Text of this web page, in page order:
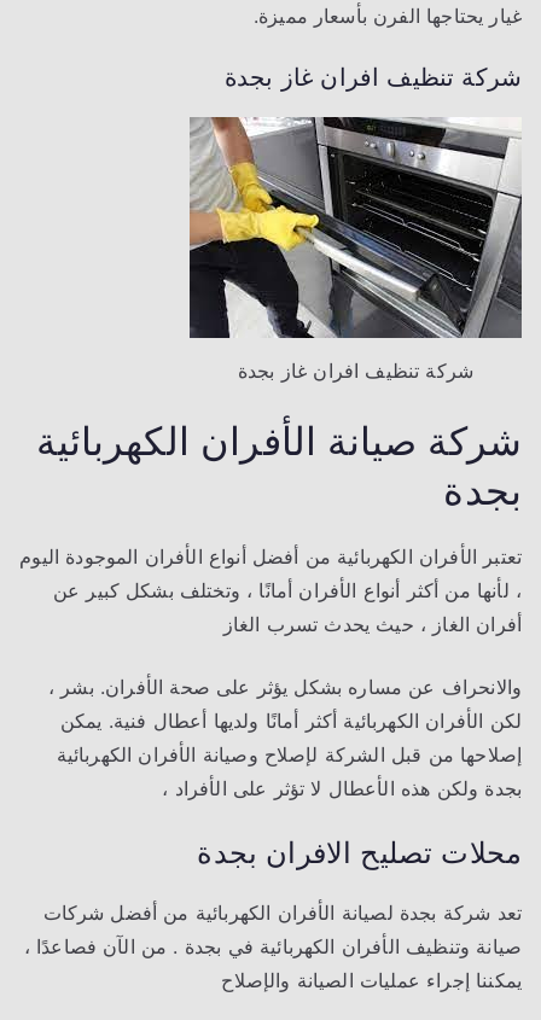
غيار يحتاجها الفرن بأسعار مميزة.
شركة تنظيف افران غاز بجدة
شركة تنظيف افران غاز بجدة
شركة صيانة الأفران الكهربائية
بجدة
تعتبر الأفران الكهربائية من أفضل أنواع الأفران الموجودة اليوم
، لأنها من أكثر أنواع الأفران أمانًا ، وتختلف بشكل كبير عن
أفران الغاز ، حيث يحدث تسرب الغاز
والانحراف عن مساره بشكل يؤثر على صحة الأفران. بشر ،
لكن الأفران الكهربائية أكثر أمانًا ولديها أعطال فنية. يمكن
إصلاحها من قبل الشركة لإصلاح وصيانة الأفران الكهربائية
بجدة ولكن هذه الأعطال لا تؤثر على الأفراد ،
محلات تصليح الافران بجدة
تعد شركة بجدة لصيانة الأفران الكهربائية من أفضل شركات
صيانة وتنظيف الأفران الكهربائية في بجدة . من الآن فصاعدًا ،
يمكننا إجراء عمليات الصيانة والإصلاح